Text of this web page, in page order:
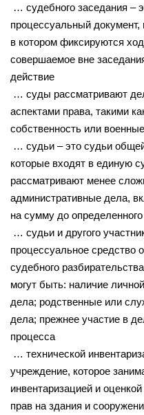
… судебного заседания –
процессуальный
в котором фиксируются
совершаемое вне
действие
… суды рассматривают
аспектами права, такими
собственность или
… судьи – это судьи
которые входят в единую
рассматривают менее
административные дела,
на сумму до
… судьи и другого
процессуальное средство
судебного
могут быть: наличие
дела; родственные или
дела; прежнее участие в
процесса
… технической
учреждение, которое
инвентаризацией и
прав на здания и